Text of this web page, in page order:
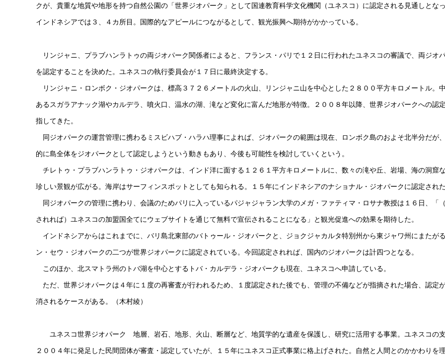
クが、貴重な地質や地形を持つ自然公園の「世界ジオパーク」として国連教育科学文化機関（ユネスコ）に認定される見通しとな
インドネシアでは３、４カ所目。国際的なアピールにつながるとして、観光振興へ期待がかかっている。
リンジャニ、プラブハンラトゥの両ジオパーク関係者によると、フランス・パリで１２日に行われたユネスコの審議で、両ジオ
を認定することを決めた。ユネスコの執行委員会が１７日に最終決定する。
リンジャニ・ロンボク・ジオパークは、標高３７２６メートルの火山、リンジャニ山を中心とした２８００平方キロメートル。
あるスガラアナック湖やカルデラ、噴火口、温水の湖、滝など変化に富んだ地形が特徴。２００８年以降、世界ジオパークへの認
指してきた。
同ジオパークの運営管理に携わるミスビハブ・ハラハ理事によれば、ジオパークの範囲は現在、ロンボク島のおよそ北半分だが
的に島全体をジオパークとして認定しようという動きもあり、今後も可能性を検討していくという。
チレトゥ・プラブハンラトゥ・ジオパークは、インド洋に面する１２６１平方キロメートルに、数々の滝や丘、岩場、海の洞窟
珍しい景観が広がる。海岸はサーフィンスポットとしても知られる。１５年にインドネシアのナショナル・ジオパークに認定され
同ジオパークの管理に携わり、会議のためパリに入っているパジャジャラン大学のメガ・ファティマ・ロサナ教授は１６日、「
されれば）ユネスコの加盟国全てにウェブサイトを通じて無料で宣伝されることになる」と観光促進への効果を期待した。
インドネシアからはこれまでに、バリ島北東部のバトゥール・ジオパークと、ジョクジャカルタ特別州から東ジャワ州にまたが
ン・セウ・ジオパークの二つが世界ジオパークに認定されている。今回認定されれば、国内のジオパークは計四つとなる。
このほか、北スマトラ州のトバ湖を中心とするトバ・カルデラ・ジオパークも現在、ユネスコへ申請している。
ただ、世界ジオパークは４年に１度の再審査が行われるため、１度認定された後でも、管理の不備などが指摘された場合、認定
消されるケースがある。（木村綾）
ユネスコ世界ジオパーク 地層、岩石、地形、火山、断層など、地質学的な遺産を保護し、研究に活用する事業。ユネスコの
２００４年に発足した民間団体が審査・認定していたが、１５年にユネスコ正式事業に格上げされた。自然と人間とのかかわりを